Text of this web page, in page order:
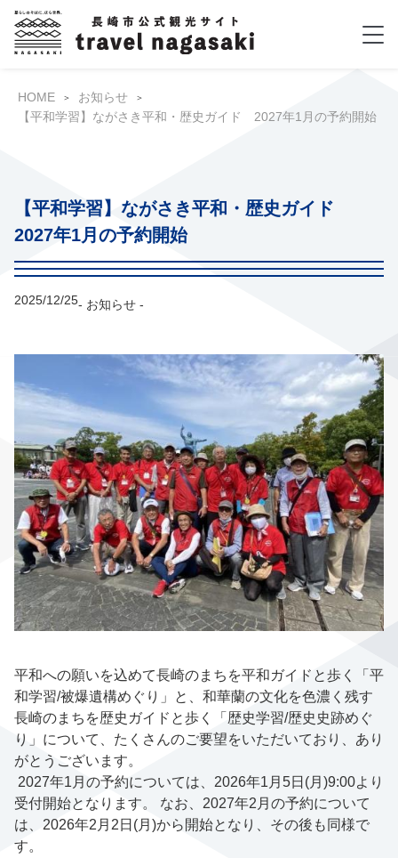
HOME
お知らせ
【平和学習】ながさき平和・歴史ガイド 2027年1月の予約開始
【平和学習】ながさき平和・歴史ガイド
2027年1月の予約開始
2025/12/25- お知らせ -
平和への願いを込めて長崎のまちを平和ガイドと歩く「平
和学習/被爆遺構めぐり」と、和華蘭の文化を色濃く残す
長崎のまちを歴史ガイドと歩く「歴史学習/歴史史跡めぐ
り」について、たくさんのご要望をいただいており、あり
がとうございます。
2027年1月の予約については、2026年1月5日(月)9:00より
受付開始となります。 なお、2027年2月の予約について
は、2026年2月2日(月)から開始となり、その後も同様で
す。